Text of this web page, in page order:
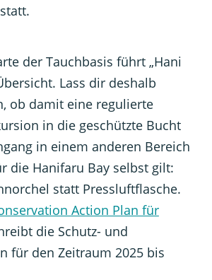
der Tauchbasis führt „Hani
Lass dir deshalb
ob damit eine regulierte
in die geschützte Bucht
in einem anderen Bereich
die Hanifaru Bay selbst gilt:
statt Pressluftflasche.
Action Plan für
die Schutz- und
für den Zeitraum 2025 bis